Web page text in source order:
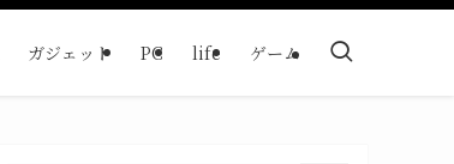
ガジェット PC life ゲーム